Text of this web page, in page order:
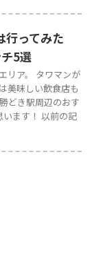
行ってみた
5選
リア。 タワマンが
美味しい飲食店も
どき駅周辺のおす
ます！ 以前の記